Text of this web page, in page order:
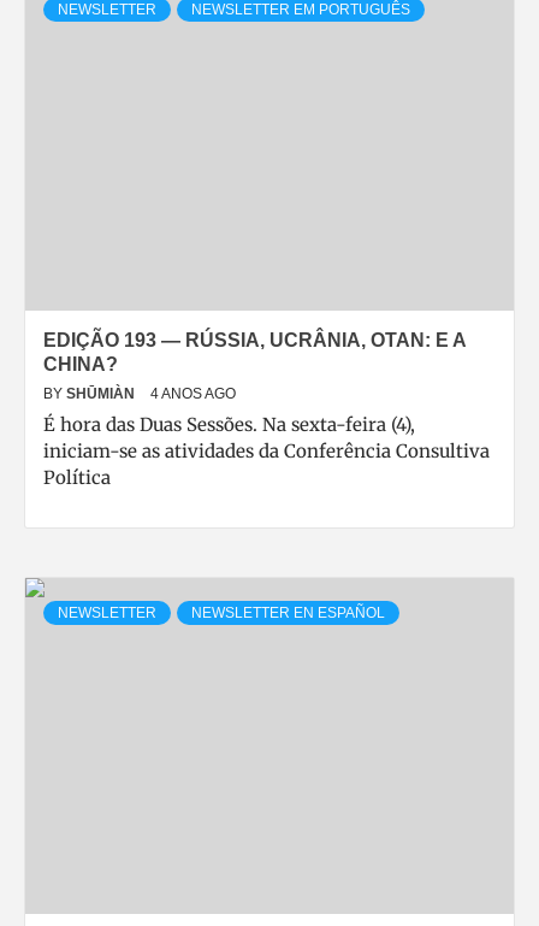
NEWSLETTER NEWSLETTER EM PORTUGUÊS
EDIÇÃO 193 — RÚSSIA, UCRÂNIA, OTAN: E A
CHINA?
BY SHŪMIÀN 4 ANOS AGO
É hora das Duas Sessões. Na sexta-feira (4),
iniciam-se as atividades da Conferência Consultiva
Política
NEWSLETTER NEWSLETTER EN ESPAÑOL